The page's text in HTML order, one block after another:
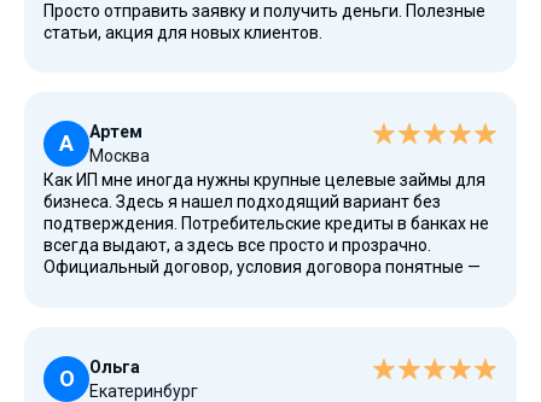
Просто отправить заявку и получить деньги. Полезные
статьи, акция для новых клиентов.
А
Артем
Москва
Как ИП мне иногда нужны крупные целевые займы для
бизнеса. Здесь я нашел подходящий вариант без
подтверждения. Потребительские кредиты в банках не
всегда выдают, а здесь все просто и прозрачно.
Официальный договор, условия договора понятные —
О
Ольга
Екатеринбург